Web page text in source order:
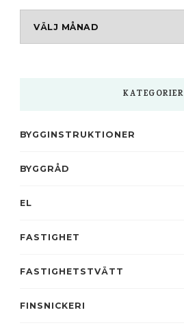
KATEGORIER
BYGGINSTRUKTIONER
BYGGRÅD
EL
FASTIGHET
FASTIGHETSTVÄTT
FINSNICKERI